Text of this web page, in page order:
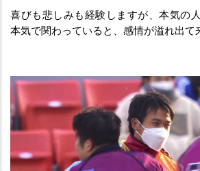
喜びも悲しみも経験しますが、本気の
本気で関わっていると、感情が溢れ出て